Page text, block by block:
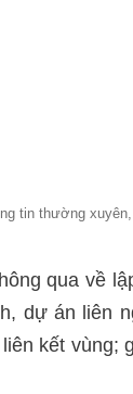
tin thường
qua về
dự án liên
kết vùng;